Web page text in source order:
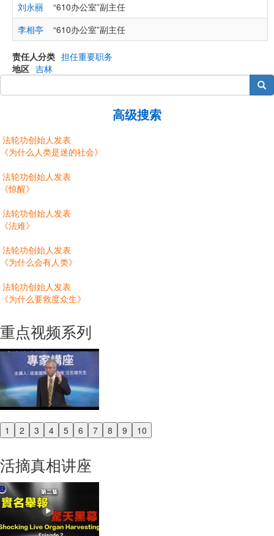
刘永丽
“610办公室”副主任
李相亭
“610办公室”副主任
责任人分类 担任重要职务
地区 吉林
搜索
高级搜索
法轮功创始人发表
《为什么人类是迷的社会》
法轮功创始人发表
《惊醒》
法轮功创始人发表
《法难》
法轮功创始人发表
《为什么会有人类》
法轮功创始人发表
《为什么要救度众生》
重点视频系列
1 2 3 4 5 6 7 8 9 10
Previous
活摘真相讲座